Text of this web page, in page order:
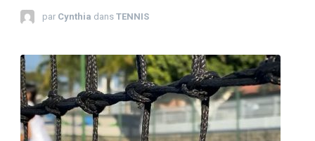
par Cynthia dans TENNIS